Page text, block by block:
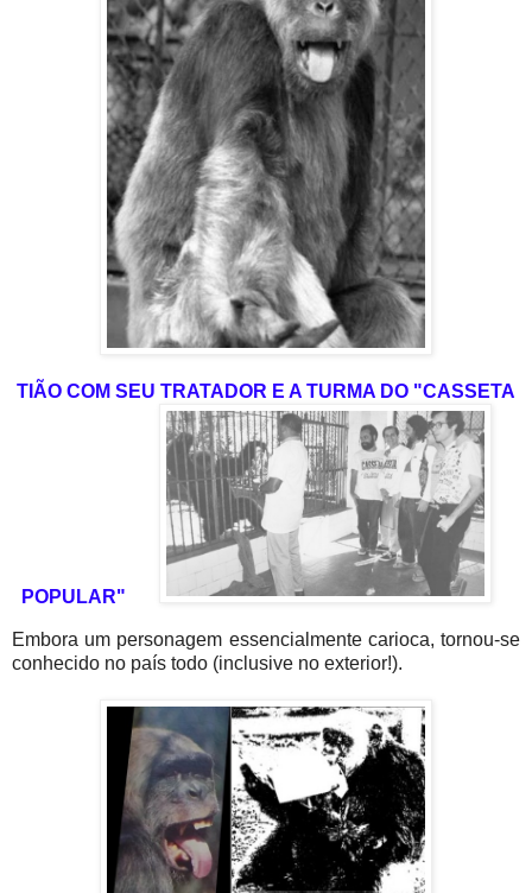
TIÃO COM SEU TRATADOR E A TURMA DO "CASSETA
POPULAR"
Embora um personagem essencialmente carioca, tornou-se
conhecido no país todo (inclusive no exterior!).